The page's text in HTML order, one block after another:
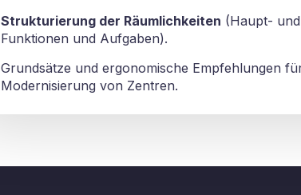
Strukturierung der Räumlichkeiten (Haupt-
Funktionen und Aufgaben).
Grundsätze und ergonomische Empfehlungen
Modernisierung von Zentren.